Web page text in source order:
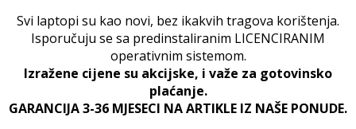
Svi laptopi su kao novi, bez ikakvih tragova korištenja.
Isporučuju se sa predinstaliranim LICENCIRANIM
operativnim sistemom.
Izražene cijene su akcijske, i važe za gotovinsko
plaćanje.
GARANCIJA 3-36 MJESECI NA ARTIKLE IZ NAŠE PONUDE.